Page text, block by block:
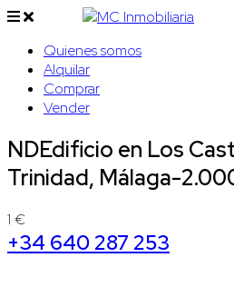
Quienes somos
Alquilar
Comprar
Vender
NDEdificio en Los
Trinidad, Málaga-
1 €
+34 640 287 253